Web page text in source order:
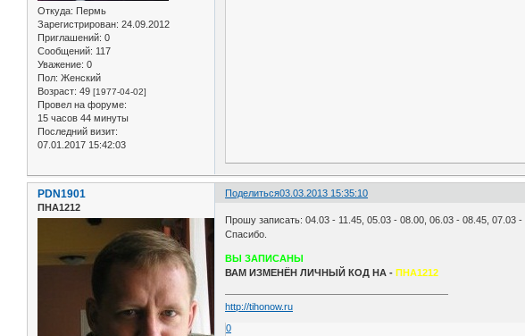
Откуда: Пермь
Зарегистрирован: 24.09.2012
Приглашений: 0
Сообщений: 117
Уважение: 0
Пол: Женский
Возраст: 49 [1977-04-02]
Провел на форуме:
15 часов 44 минуты
Последний визит:
07.01.2017 15:42:03
Поделиться03.03.2013 15:35:10
PDN1901
ПНА1212
Прошу записать: 04.03 - 11.45, 05.03 - 08.00, 06.03 - 08.45, 07.03 -
Спасибо.
ВЫ ЗАПИСАНЫ
ВАМ ИЗМЕНЁН ЛИЧНЫЙ КОД НА -ПНА1212
http://tihonow.ru
0